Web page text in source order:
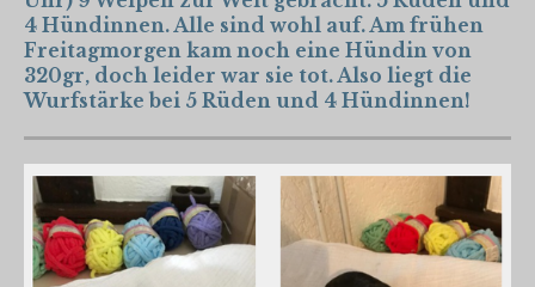
4 Hündinnen. Alle sind wohl auf. Am frühen
Freitagmorgen kam noch eine Hündin von
320gr, doch leider war sie tot. Also liegt die
Wurfstärke bei 5 Rüden und 4 Hündinnen!